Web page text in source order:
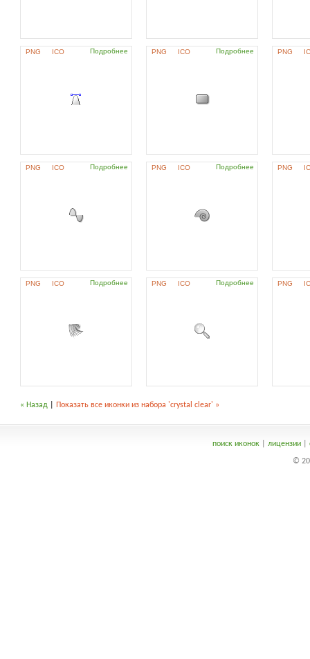
PNG ICO Подробнее PNG ICO Подробнее PNG
PNG ICO Подробнее PNG ICO Подробнее PNG
PNG ICO Подробнее PNG ICO Подробнее PNG
« Назад Показать все иконки из набора 'crystal clear' »
поиск иконок| лицензии|
©